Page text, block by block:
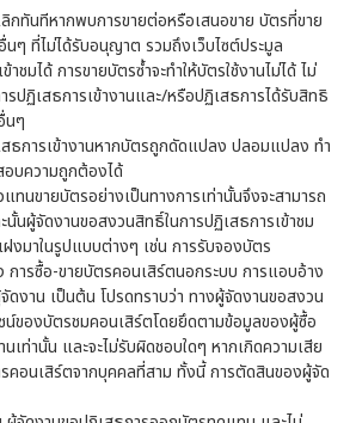
กทันทีหากพบการขายต่อหรือเสนอขาย บัตรที่ขาย
ๆ ที่ไม่ได้รับอนุญาต รวมถึงเว็บไซต์ประมูล
าชมได้ การขายบัตรซ้ำจะทำให้บัตรใช้งานไม่ได้ ไม่
ปฏิเสธการเข้างานและ/หรือปฏิเสธการได้รับสิทธิ
นๆ
ธการเข้างานหากบัตรถูกดัดแปลง ปลอมแปลง ทำ
อบความถูกต้องได้
ทนขายบัตรอย่างเป็นทางการเท่านั้นจึงจะสามารถ
นั้นผู้จัดงานขอสงวนสิทธิ์ในการปฏิเสธการเข้าชม
งมาในรูปแบบต่างๆ เช่น การรับจองบัตร
การซื้อ-ขายบัตรคอนเสิร์ตนอกระบบ การแอบอ้าง
งาน เป็นต้น โปรดทราบว่า ทางผู้จัดงานขอสงวน
น์ของบัตรชมคอนเสิร์ตโดยยึดตามข้อมูลของผู้ซื้อ
เท่านั้น และจะไม่รับผิดชอบใดๆ หากเกิดความเสีย
คอนเสิร์ตจากบุคคลที่สาม ทั้งนี้ การตัดสินของผู้จัด